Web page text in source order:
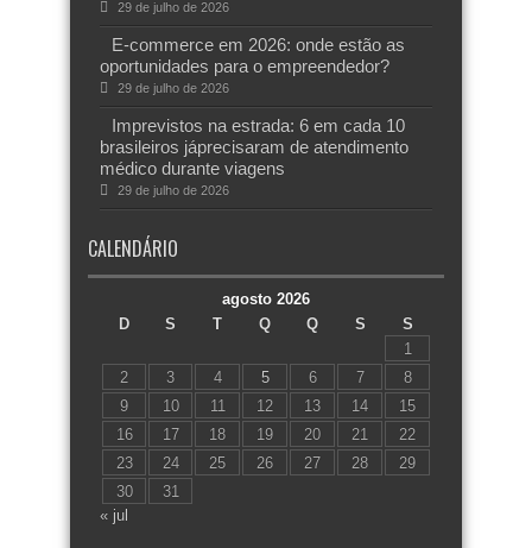
29 de julho de 2026
E-commerce em 2026: onde estão as
oportunidades para o empreendedor?
29 de julho de 2026
Imprevistos na estrada: 6 em cada 10
brasileiros jáprecisaram de atendimento
médico durante viagens
29 de julho de 2026
CALENDÁRIO
agosto 2026
D
S T Q Q S
S
1
2
3 4 5 6 7
8
9
10 11 12 13 14
15
16
17 18 19 20 21
22
23
24 25 26 27 28
29
30
31
« jul